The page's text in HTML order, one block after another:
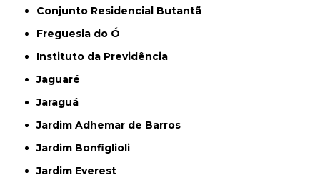
Conjunto Residencial Butantã
Freguesia do Ó
Instituto da Previdência
Jaguaré
Jaraguá
Jardim Adhemar de Barros
Jardim Bonfiglioli
Jardim Everest